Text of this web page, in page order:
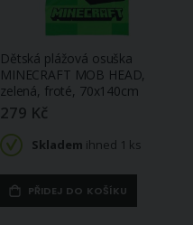
Dětská plážová osuška
MINECRAFT MOB HEAD,
zelená, froté, 70x140cm
279 Kč
Skladem ihned 1 ks
PŘIDEJ DO KOŠÍKU